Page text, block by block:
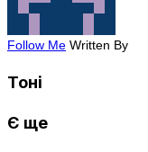
Follow Me Written By
Тоні
Є ще